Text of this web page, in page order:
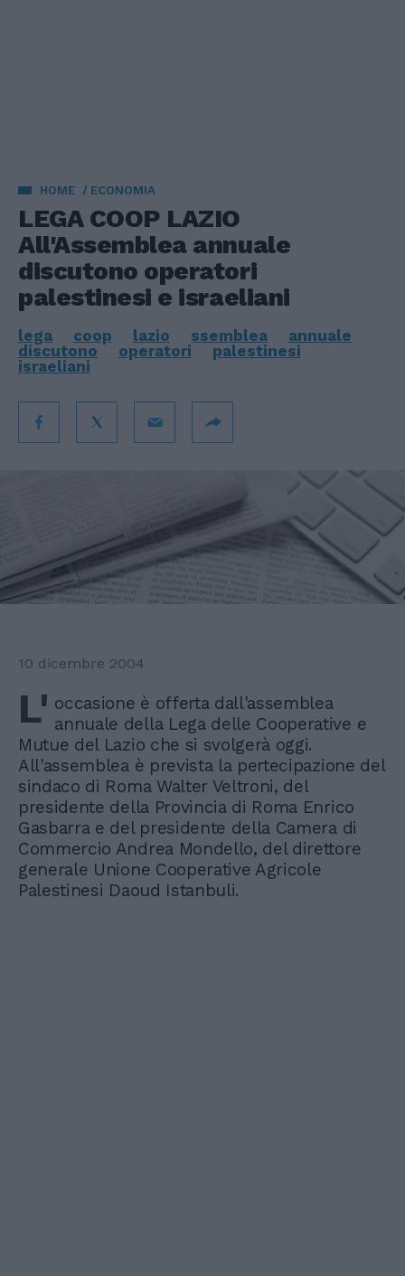
HOME ECONOMIA
LEGA COOP LAZIO
All'Assemblea annuale
discutono operatori
palestinesi e israeliani
lega coop lazio ssemblea
annuale
discutono
operatori
palestinesi
israeliani
10 dicembre 2004
L' occasione è offerta dall'assemblea
annuale della Lega delle Cooperative e
Mutue del Lazio che si svolgerà oggi.
All'assemblea è prevista la pertecipazione del
sindaco di Roma Walter Veltroni, del
presidente della Provincia di Roma Enrico
Gasbarra e del presidente della Camera di
Commercio Andrea Mondello, del direttore
generale Unione Cooperative Agricole
Palestinesi Daoud Istanbuli.